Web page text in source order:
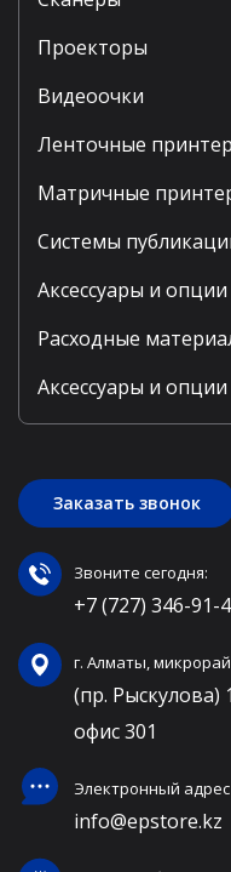
Проекторы
Видеоочки
Ленточные
Матричные
Системы
Аксессуары и
Расходные
Аксессуары и
Заказать звонок
Звоните сегодня:
+7 (727) 346-91-
г. Алматы,
(пр. Рыскулова)
офис 301
Электронный адрес
info@epstore.kz